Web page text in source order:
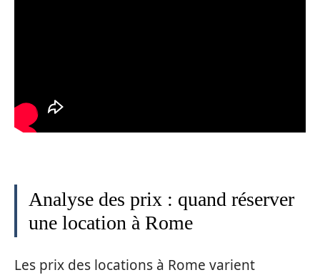
Analyse des prix : quand réserver
une location à Rome
Les prix des locations à Rome varient